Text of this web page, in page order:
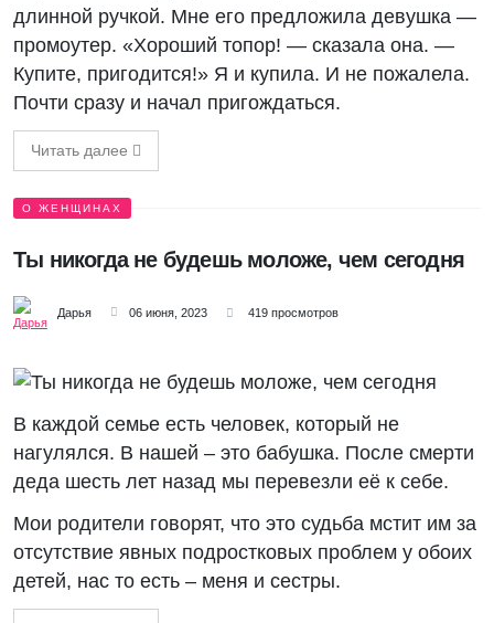
длинной ручкой. Мне его предложила девушка —
промоутер. «Хороший топор! — сказала она. —
Купите, пригодится!» Я и купила. И не пожалела.
Почти сразу и начал пригождаться.
Читать далее
О ЖЕНЩИНАХ
Ты никогда не будешь моложе, чем сегодня
Дарья 06 июня, 2023 419 просмотров
В каждой семье есть человек, который не
нагулялся. В нашей – это бабушка. После смерти
деда шесть лет назад мы перевезли её к себе.
Мои родители говорят, что это судьба мстит им за
отсутствие явных подростковых проблем у обоих
детей, нас то есть – меня и сестры.